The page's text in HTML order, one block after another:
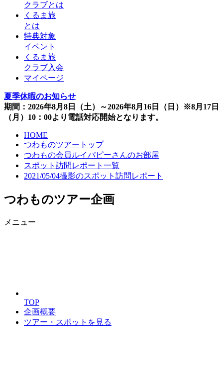
クラブとは
くるま旅
とは
特典対象
イベント
くるま旅
クラブ入会
マイページ
夏季休暇のお知らせ
期間：2026年8月8日（土）～2026年8月16日（日）※8月17日
（月）10：00より電話対応開始となります。
HOME
つわものツアートップ
つわもの会員ルイパピーさんのお部屋
スポット訪問レポート一覧
2021/05/04撮影のスポット訪問レポート
つわものツアー企画
メニュー
TOP
企画概要
ツアー・スポットを見る